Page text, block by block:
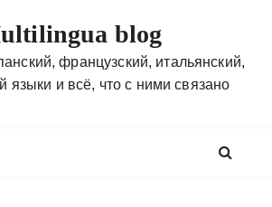
blog
французский, итальянский,
языки и всё, что с ними связано